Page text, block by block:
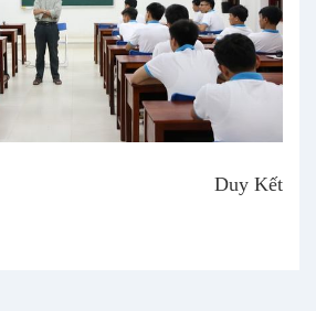
Duy Kết